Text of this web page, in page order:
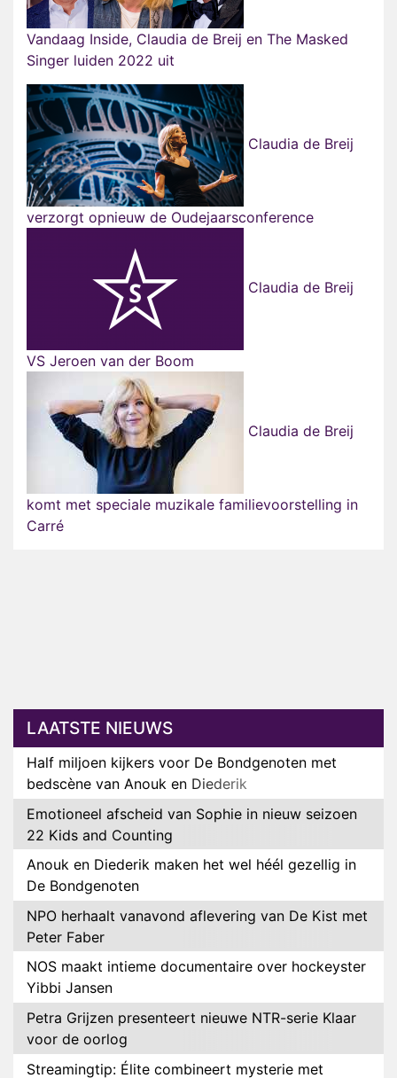
Vandaag Inside, Claudia de Breij en The Masked
Singer luiden 2022 uit
Claudia de Breij
verzorgt opnieuw de Oudejaarsconference
Claudia de Breij
VS Jeroen van der Boom
Claudia de Breij
komt met speciale muzikale familievoorstelling in
Carré
LAATSTE NIEUWS
Half miljoen kijkers voor De Bondgenoten met
bedscène van Anouk en Diederik
Emotioneel afscheid van Sophie in nieuw seizoen
22 Kids and Counting
Anouk en Diederik maken het wel héél gezellig in
De Bondgenoten
NPO herhaalt vanavond aflevering van De Kist met
Peter Faber
NOS maakt intieme documentaire over hockeyster
Yibbi Jansen
Petra Grijzen presenteert nieuwe NTR-serie Klaar
voor de oorlog
Streamingtip: Élite combineert mysterie met